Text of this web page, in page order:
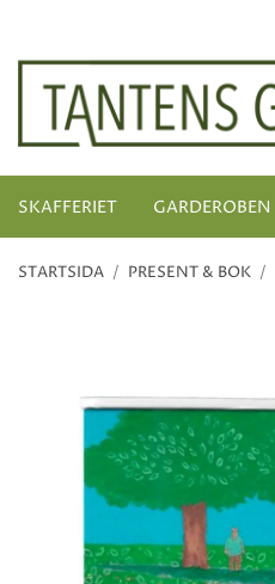
SKAFFERIET GARDEROBEN
STARTSIDA / PRESENT & BOK /